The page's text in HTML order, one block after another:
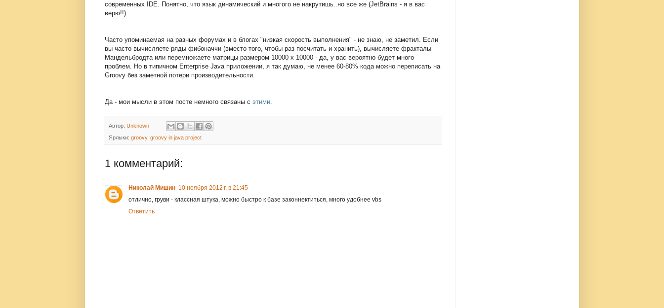
современных IDE. Понятно, что язык динамический и многого не накрутишь..но все же (JetBrains - я в вас
верю!!).
Часто упоминаемая на разных форумах и в блогах "низкая скорость выполнения" - не знаю, не заметил. Если
вы часто вычисляете ряды фибоначчи (вместо того, чтобы раз посчитать и хранить), вычисляете фракталы
Мандельбродта или перемножаете матрицы размером 10000 х 10000 - да, у вас вероятно будет много
проблем. Но в типичном Enterprise Java приложении, я так думаю, не менее 60-80% кода можно переписать на
Groovy без заметной потери производительности.
Да - мои мысли в этом посте немного связаны с этими.
Автор: Unknown
Ярлыки: groovy, groovy in java project
1 комментарий:
Николай Мишин 10 ноября 2012 г. в 21:45
отлично, груви - классная штука, можно быстро к базе законнектиться, много удобнее vbs
Ответить